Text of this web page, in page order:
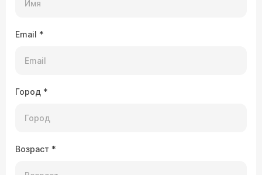
Email *
Город *
Возраст *